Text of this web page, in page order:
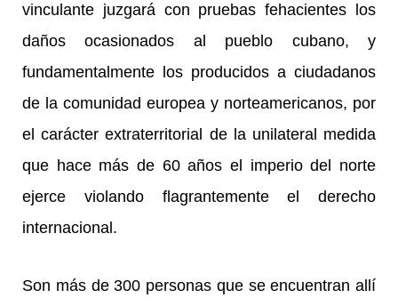
vinculante juzgará con pruebas fehacientes los
daños ocasionados al pueblo cubano, y
fundamentalmente los producidos a ciudadanos
de la comunidad europea y norteamericanos, por
el carácter extraterritorial de la unilateral medida
que hace más de 60 años el imperio del norte
ejerce violando flagrantemente el derecho
internacional.
Son más de 300 personas que se encuentran allí